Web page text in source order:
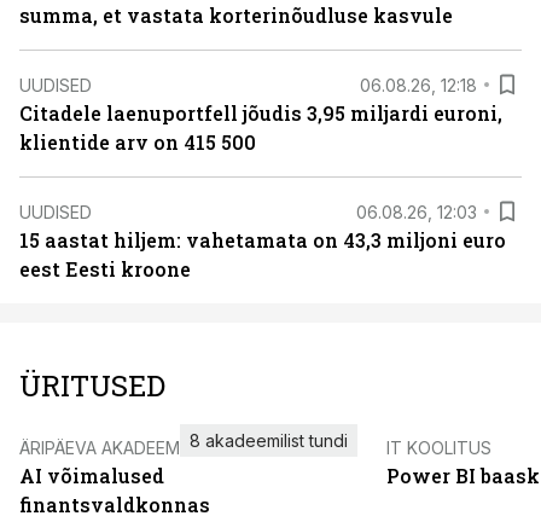
summa, et vastata korterinõudluse kasvule
UUDISED 06.08.26, 12:18
Citadele laenuportfell jõudis 3,95 miljardi euroni,
klientide arv on 415 500
UUDISED 06.08.26, 12:03
15 aastat hiljem: vahetamata on 43,3 miljoni euro
eest Eesti kroone
ÜRITUSED
ÄRIPÄEVA AKADEEMIA
AI võimalused
finantsvaldkonnas
8 akadeemilist tundi IT KOOLITUS
Power BI